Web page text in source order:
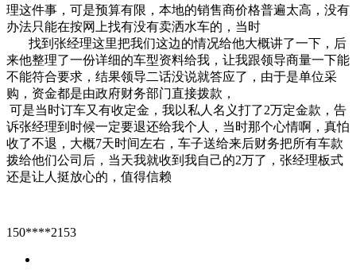
理这件事，可是预算有限，本地的销售商价格普遍太高，没有
办法只能在按网上找有没有卖洒水车的，当时
找到张经理这里把我们这边的情况给他大概讲了一下，后
来他整理了一份详细的车型资料给我，让我跟领导商量一下能
不能符合要求，结果领导二话没说就答应了，由于是单位采
购，资金都是由政府财务部门直接拨款，
可是当时订车又有收定金，我以私人名义打了2万定金款，告
诉张经理到时候一定要退还给我个人，当时那个心情啊，真怕
收了不退，大概7天时间左右，车子送给来后财务把所有车款
拨给他们公司后，当天我就收到我自己的2万了，张经理板式
还是让人挺放心的，值得信赖
150****2153